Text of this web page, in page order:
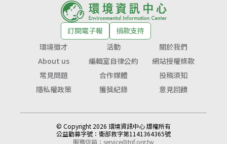
訂閱電子報
捐款支持
環境徵才
活動
關於我們
About us
編輯室自律公約
網站授權條款
常見問題
合作媒體
投稿須知
隱私權政策
獲獎紀錄 意見回饋
© Copyright 2026 環境資訊中心 版權所有
公益勸募字號： 衛部救字第1141364365號
服務信箱： service@tnf.org.tw